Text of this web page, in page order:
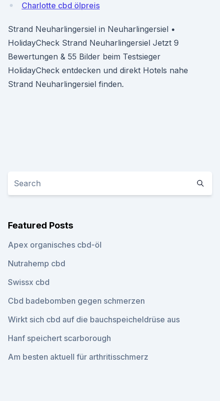
Charlotte cbd ölpreis
Strand Neuharlingersiel in Neuharlingersiel •
HolidayCheck Strand Neuharlingersiel Jetzt 9
Bewertungen & 55 Bilder beim Testsieger
HolidayCheck entdecken und direkt Hotels nahe
Strand Neuharlingersiel finden.
Featured Posts
Apex organisches cbd-öl
Nutrahemp cbd
Swissx cbd
Cbd badebomben gegen schmerzen
Wirkt sich cbd auf die bauchspeicheldrüse aus
Hanf speichert scarborough
Am besten aktuell für arthritisschmerz